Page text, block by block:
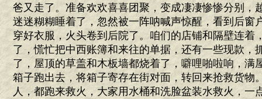
爸又走了。准备欢欢喜喜团聚，变成凄凄惨惨分别，
迷迷糊糊睡着了，忽然被一阵呐喊声惊醒，看到后窗
穿好衣服，火头卷到后院了。咱们的店铺和隔壁连着
了，慌忙把中西账簿和来往的单据，还有一些现款，
了，屋顶的草盖和木板墙都烧着了，噼哩啪啦响，满
箱子跑出去，将箱子寄存在街对面，转回来抢救货物
人，都跑来救火，大家用水桶和洗脸盆装水救火，一